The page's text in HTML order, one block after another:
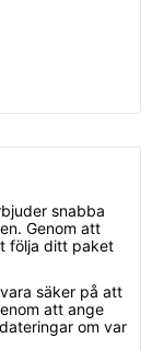
snabba
Genom att
följa ditt paket
säker på att
att ange
om var